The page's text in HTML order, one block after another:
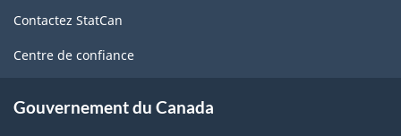
Fabrication
et
forestière
ce
site
Contactez StatCan
Centre de confiance
Gouvernement du Canada